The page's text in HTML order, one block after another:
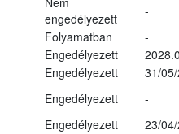
engedélyezett
-
Folyamatban
-
Engedélyezett
Engedélyezett
31/
Engedélyezett
-
Engedélyezett
23/